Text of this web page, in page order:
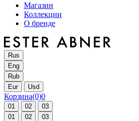
Магазин
Коллекции
О бренде
Rus
Eng
Rub
Eur
Usd
Корзина(0)0
01 02
03
01
02 03